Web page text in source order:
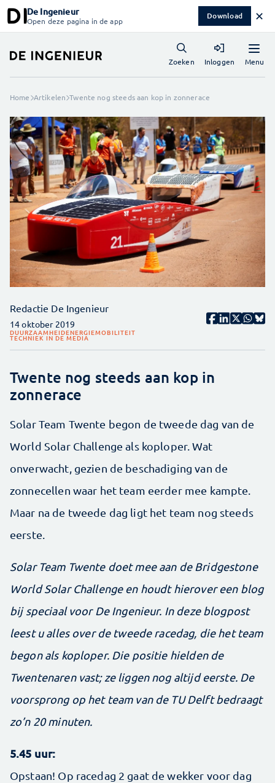
De Ingenieur
Open deze pagina in de app Download ✕
Menu
Zoeken Inloggen
Home Artikelen Twente nog steeds aan kop in zonnerace
Redactie De Ingenieur
14 oktober 2019
DUURZAAMHEIDENERGIEMOBILITEIT
TECHNIEK IN DE MEDIA
Twente nog steeds aan kop in
zonnerace
Solar Team Twente begon de tweede dag van de
World Solar Challenge als koploper. Wat
onverwacht, gezien de beschadiging van de
zonnecellen waar het team eerder mee kampte.
Maar na de tweede dag ligt het team nog steeds
eerste.
Solar Team Twente doet mee aan de Bridgestone
World Solar Challenge en houdt hierover een blog
bij speciaal voor De Ingenieur. In deze blogpost
leest u alles over de tweede racedag, die het team
begon als koploper. Die positie hielden de
Twentenaren vast; ze liggen nog altijd eerste. De
voorsprong op het team van de TU Delft bedraagt
zo’n 20 minuten.
5.45 uur:
Opstaan! Op racedag 2 gaat de wekker voor dag